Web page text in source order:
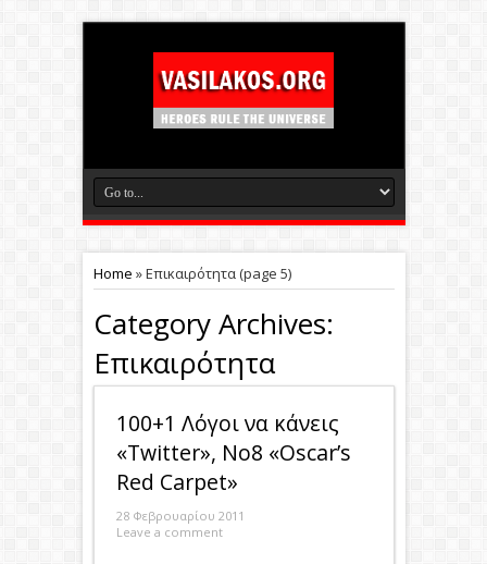
Home »Επικαιρότητα(page 5)
Category Archives:
Επικαιρότητα
100+1 Λόγοι να κάνεις
«Twitter», No8 «Oscar’s
Red Carpet»
28 Φεβρουαρίου 2011
Leave a comment